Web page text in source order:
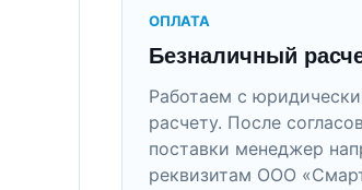
ОПЛАТА
Безналичный
Работаем с
расчету. После
поставки менеджер
реквизитам ООО